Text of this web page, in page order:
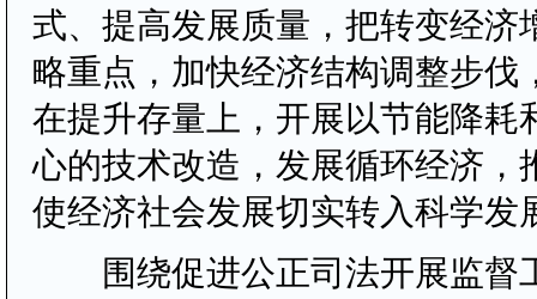
式、提高发展质量，把转变经济
略重点，加快经济结构调整步伐
在提升存量上，开展以节能降耗
心的技术改造，发展循环经济，
使经济社会发展切实转入科学发
围绕促进公正司法开展监督